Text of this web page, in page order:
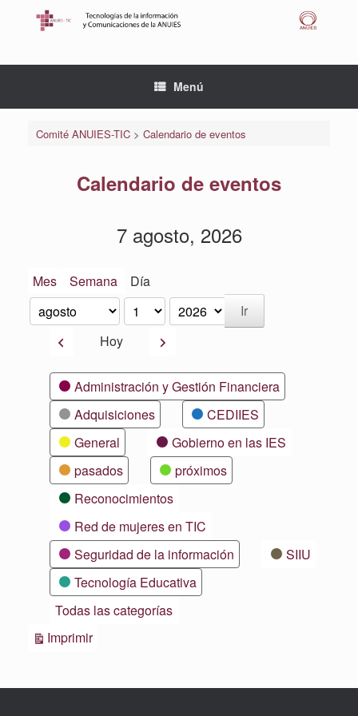
Menú
Comité ANUIES-TIC> Calendario de eventos
Calendario de eventos
7 agosto, 2026
Mes Semana Día
Mes
Día
Año
AnteriorHoy Siguiente
CategoríasAdministración y Gestión Financiera
Adquisiciones
CEDIIES
General
Gobierno en las IES
pasados
próximos
Reconocimientos
Red de mujeres en TIC
Seguridad de la información
SIIU
Tecnología Educativa
Todas las categorías
ImprimirVistas